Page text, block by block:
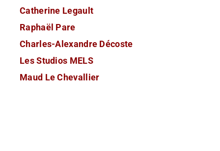
Catherine Legault
Raphaël Pare
Charles-Alexandre Décoste
Les Studios MELS
Maud Le Chevallier